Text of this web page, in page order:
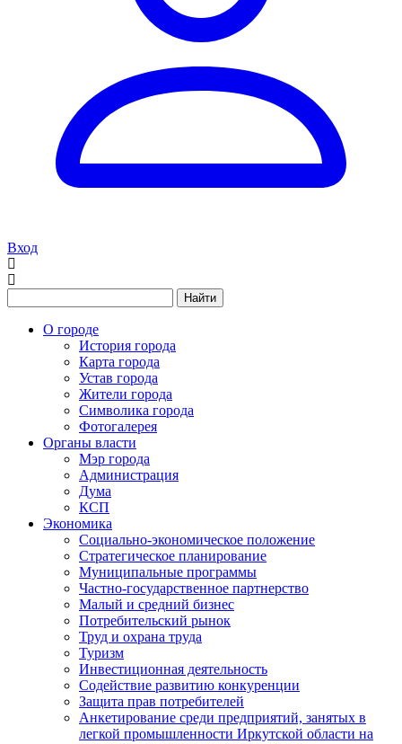
Вход
Найти
О городе
История города
Карта города
Устав города
Жители города
Символика города
Фотогалерея
Органы власти
Мэр города
Администрация
Дума
КСП
Экономика
Социально-экономическое положение
Стратегическое планирование
Муниципальные программы
Частно-государственное партнерство
Малый и средний бизнес
Потребительский рынок
Труд и охрана труда
Туризм
Инвестиционная деятельность
Содействие развитию конкуренции
Защита прав потребителей
Анкетирование среди предприятий, занятых в
легкой промышленности Иркутской области на